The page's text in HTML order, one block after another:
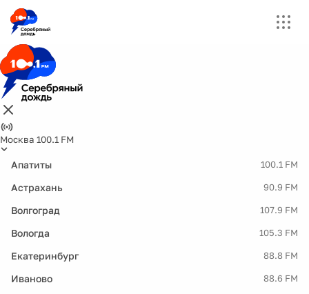
Москва 100.1 FM
Апатиты 100.1 FM
Астрахань 90.9 FM
Волгоград 107.9 FM
Вологда 105.3 FM
Екатеринбург 88.8 FM
Иваново 88.6 FM